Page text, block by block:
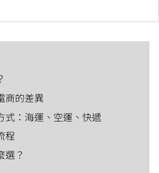
商的差異
式：海運、空運、快遞
程
選？